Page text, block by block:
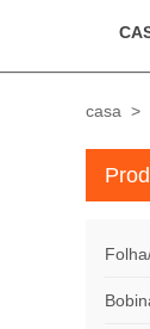
casa >